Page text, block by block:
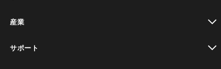
産業
サポート